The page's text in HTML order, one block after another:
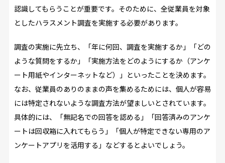
認識してもらうことが重要です。そのために、全従業員を対象
としたハラスメント調査を実施する必要があります。
調査の実施に先立ち、「年に何回、調査を実施するか」「どの
ような質問をするか」「実施方法をどのようにするか（アンケ
ート用紙やインターネットなど）」といったことを決めます。
なお、従業員のありのままの声を集めるためには、個人が容易
には特定されないような調査方法が望ましいとされています。
具体的には、「無記名での回答を認める」「回答済みのアンケ
ートは回収箱に入れてもらう」「個人が特定できない専用のア
ンケートアプリを活用する」などするとよいでしょう。